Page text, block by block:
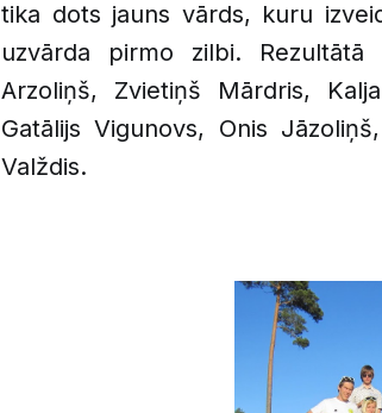
tika dots jauns vārds, kuru
uzvārda pirmo zilbi. Rezultātā
Arzoliņš, Zvietiņš Mārdris,
Gatālijs Vigunovs, Onis
Valždis.